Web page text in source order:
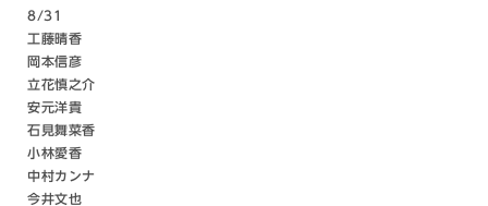
8/31
工藤晴香
岡本信彦
立花慎之介
安元洋貴
石見舞菜香
小林愛香
中村カンナ
今井文也